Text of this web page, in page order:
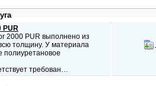
PUR
2000 PUR выполнено из
толщину. У материала
полиуретановое
требован…